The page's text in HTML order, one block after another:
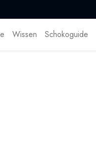
Wissen Schokoguide